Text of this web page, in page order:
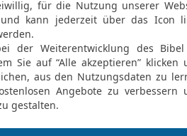
die Nieren und
26 Aus dem Korb
Altar stand, nahm
das mit Öl
Brote auf die
und gab alles
Hände. Diese boten